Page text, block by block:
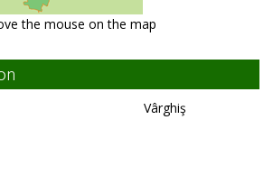
the mouse on the map
Vârghiş